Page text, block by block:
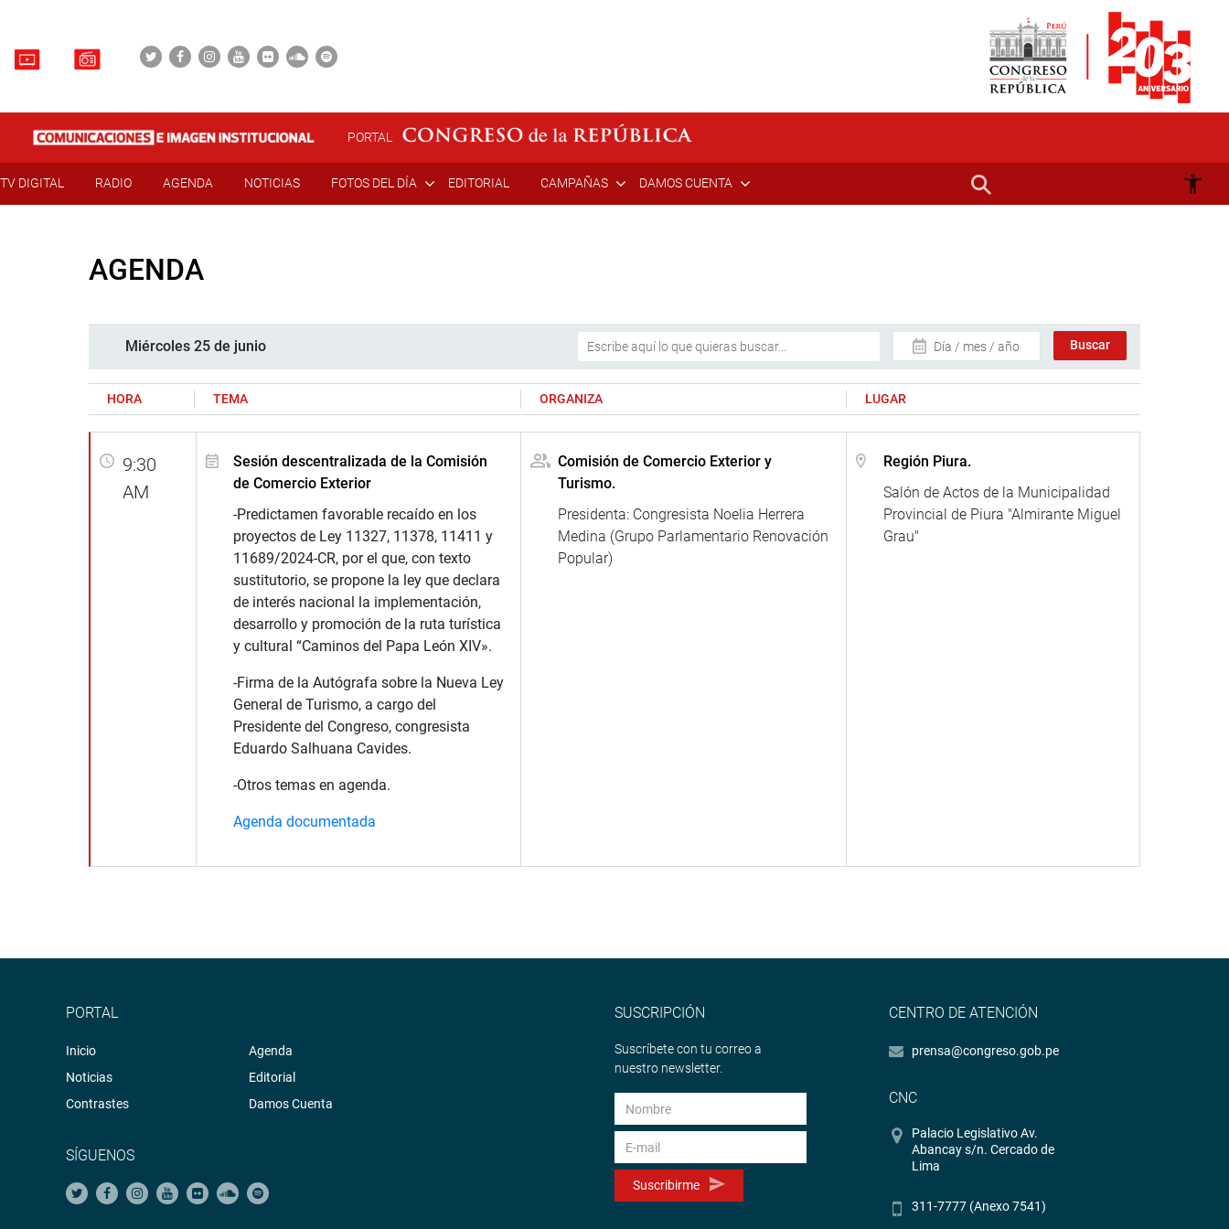
PORTAL
TV DIGITAL RADIO AGENDA NOTICIAS FOTOS DEL DÍA EDITORIAL CAMPAÑAS DAMOS CUENTA
AGENDA
Miércoles 25 de junio Día / mes / año
HORA TEMA ORGANIZA LUGAR
9:30
AM
Sesión descentralizada de la Comisión
de Comercio Exterior
-Predictamen favorable recaído en los
proyectos de Ley 11327, 11378, 11411 y
11689/2024-CR, por el que, con texto
sustitutorio, se propone la ley que declara
de interés nacional la implementación,
desarrollo y promoción de la ruta turística
y cultural “Caminos del Papa León XIV».
-Firma de la Autógrafa sobre la Nueva Ley
General de Turismo, a cargo del
Presidente del Congreso, congresista
Eduardo Salhuana Cavides.
-Otros temas en agenda.
Agenda documentada
Comisión de Comercio Exterior y
Turismo.
Presidenta: Congresista Noelia Herrera
Medina (Grupo Parlamentario Renovación
Popular)
Región Piura.
Salón de Actos de la Municipalidad
Provincial de Piura "Almirante Miguel
Grau"
PORTAL
Inicio
Noticias
Contrastes
Agenda
Editorial
Damos Cuenta
SÍGUENOS
SUSCRIPCIÓN
Suscríbete con tu correo a
nuestro newsletter.
Suscribirme
CENTRO DE ATENCIÓN
prensa@congreso.gob.pe
CNC
Palacio Legislativo Av.
Abancay s/n. Cercado de
Lima
311-7777 (Anexo 7541)